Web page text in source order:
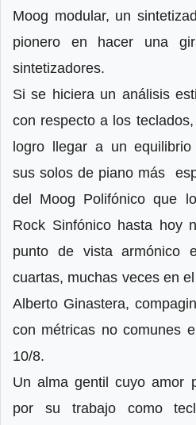
Moog modular, un
pionero en hacer una
sintetizadores.
Si se hiciera un análisis
con respecto a los
logro llegar a un equilibrio
sus solos de piano más
del Moog Polifónico que
Rock Sinfónico hasta hoy
punto de vista armónico
cuartas, muchas veces en
Alberto Ginastera,
con métricas no comunes
10/8.
Un alma gentil cuyo amor
por su trabajo como